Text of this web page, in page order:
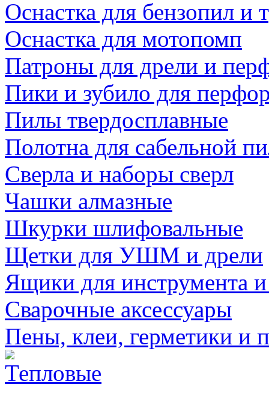
Оснастка для бензопил и
Оснастка для мотопомп
Патроны для дрели и
Пики и зубило для
Пилы твердосплавные
Полотна для сабельной
Сверла и наборы сверл
Чашки алмазные
Шкурки шлифовальные
Щетки для УШМ и дрели
Ящики для инструмента
Сварочные аксессуары
Пены, клеи, герметики и